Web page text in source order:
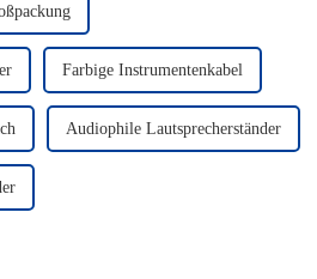
Farbige Instrumentenkabel
Audiophile Lautsprecherständer